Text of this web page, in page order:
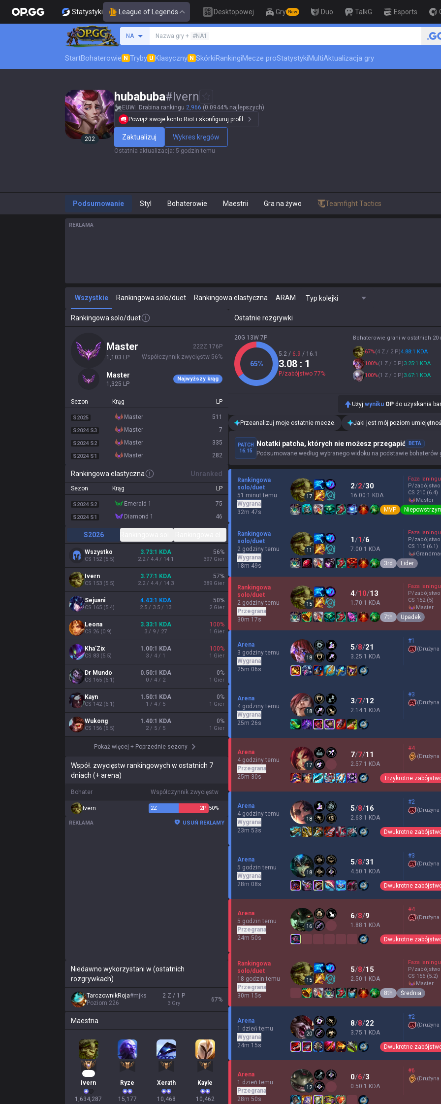
Statystyki League of Legends Desktopowej Gry New Duo TalkG Esports
NA Nazwa gry + #NA1
StartBohaterowie N Tryby U Klasyczny N SkórkiRankingiMecze proStatystykiMultiAktualizacja gry
202
hubabuba#Ivern
EUW Drabina rankingu 2,966 (0.0944% najlepszych)
Powiąż swoje konto Riot i skonfiguruj profil.
Zaktualizuj Wykres kręgów
Ostatnia aktualizacja: 5 godzin temu
Podsumowanie Styl Bohaterowie Maestrii Gra na żywo Teamfight Tactics
REKLAMA
Wszystkie Rankingowa solo/duet Rankingowa elastyczna ARAM Typ kolejki
Rankingowa solo/duet
master
1,103 LP
222Z 176 P
Współczynnik zwycięstw 56%
master
1,325 LP
Najwyższy krąg
Sezon Krąg LP
S2025 master 511
S2024 S3 master 7
S2024 S2 master 335
S2024 S1 master 282
Rankingowa elastyczna Unranked
Sezon Krąg LP
S2024 S2 emerald 1 75
S2024 S1 diamond 1 46
S2026 Rankingowa elastyczna
Wszystko
CS 152(5.5)
3.73:1 KDA
2.2 / 4.4 / 14.1
56%
397 Gier
Ivern
CS 153 (5.5)
3.77:1 KDA
2.2 / 4.4 / 14.3
57%
389 Gier
Sejuani
CS 165 (5.4)
4.43:1 KDA
2.5 / 3.5 / 13
50%
2 Gier
Leona
CS 26 (0.9)
3.33:1 KDA
3 / 9 / 27
100%
1 Gier
Kha'Zix
CS 83 (5.5)
1.00:1 KDA
3 / 4 / 1
100%
1 Gier
Dr Mundo
CS 165 (6.1)
0.50:1 KDA
0 / 4 / 2
0%
1 Gier
Kayn
CS 142(6.1)
1.50:1 KDA
1 / 4 / 5
0%
1 Gier
Wukong
CS 156 (6.5)
1.40:1 KDA
2 / 5 / 5
0%
1 Gier
Pokaż więcej + Poprzednie sezony
Współ. zwycięstw rankingowych w ostatnich 7
dniach (+ arena)
Bohater Współczynnik zwycięstw
Ivern 2Z 2P 50%
REKLAMA USUŃ REKLAMY
Niedawno wykorzystani w (ostatnich
rozgrywkach)
TarczownikRoja#mjks
Poziom 226
2 Z / 1 P
3 Gry
67%
Maestria
Ivern
1,634,287
Ryze
15,177
Xerath
10,468
Kayle
10,462
Ostatnie rozgrywki
20G 13W 7P
65%
5.2 / 6.9 / 16.1
3.08 : 1
P/zabójstwo 77%
Bohaterowie grani w ostatnich 20
67%(4 Z / 2 P)4.88:1 KDA
100%(1 Z / 0 P)3.25:1 KDA
100%(1 Z / 0 P)3.67:1 KDA
Użyj wyniku OP do uzyskania
Przeanalizuj moje ostatnie mecze. Jaki jest mój poziom
PATCH
16.15
Notatki patcha, których nie możesz przegapić BETA
Podsumowane według wybranego widoku na podstawie
Rankingowa
solo/duet
51 minut temu
Wygrana
32m 47s
17
2/2/30
16.00:1 KDA
Faza laningu
P/zabójstwo
CS 210 (6.4)
master
MVP
Rankingowa
solo/duet
2 godziny temu
Wygrana
18m 49s
11
1/1/6
7.00:1 KDA
Faza laningu
P/zabójstwo
CS 115 (6.1)
3rd Lider
Rankingowa
solo/duet
2 godziny temu
Przegrana
30m 17s
15
4/10/13
1.70:1 KDA
Faza laningu
P/zabójstwo
CS 152 (5)
master
7th Upadek
Arena
3 godziny temu
Wygrana
25m 06s
18
5/8/21
3.25:1 KDA
#1
(
Arena
4 godziny temu
Wygrana
25m 26s
18
3/7/12
2.14:1 KDA
#3
(
Arena
4 godziny temu
Przegrana
25m 30s
17
7/7/11
2.57:1 KDA
#4
(
Trzykrotne
Arena
4 godziny temu
Wygrana
23m 53s
18
5/8/16
2.63:1 KDA
#2
(
Dwukrotne
Arena
5 godzin temu
Wygrana
28m 08s
18
5/8/31
4.50:1 KDA
#3
(
Dwukrotne
Arena
5 godzin temu
Przegrana
24m 50s
16
6/8/9
1.88:1 KDA
#4
(
Dwukrotne
Rankingowa
solo/duet
18 godzin temu
Przegrana
30m 15s
15
5/8/15
2.50:1 KDA
Faza laningu
P/zabójstwo
CS 156 (5.2)
master
8th Średnia
Arena
1 dzień temu
Wygrana
24m 15s
20
8/8/22
3.75:1 KDA
#2
(
Dwukrotne
Arena
1 dzień temu
Przegrana
28m 50s
12
0/6/3
0.50:1 KDA
#6
(